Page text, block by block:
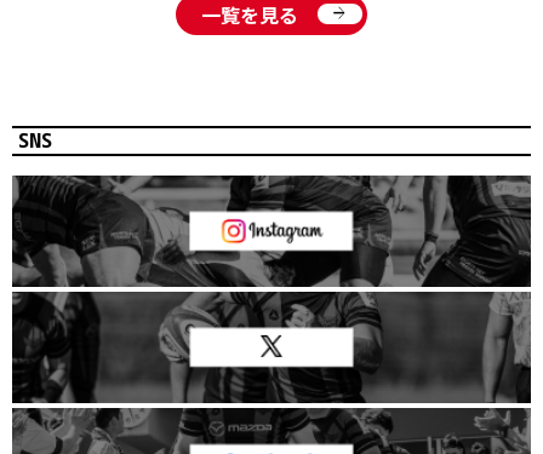
一覧を見る arrow_forward
SNS